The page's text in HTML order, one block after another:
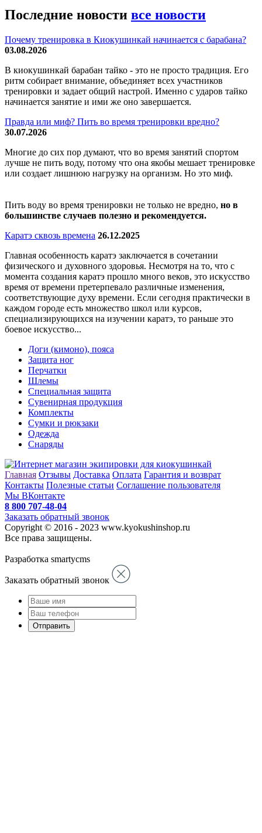
Последние новости все новости
Почему тренировка в Киокушинкай начинается с барабана?
03.08.2026
В киокушинкай барабан тайко - это не просто традиция. Его
ритм собирает внимание, объединяет всех участников
тренировки и задает общий настрой. Именно с ударов тайко
начинается занятие и ими же оно завершается.
Правда или миф? Пить во время тренировки вредно?
30.07.2026
Многие до сих пор думают, что во время занятий спортом
лучше не пить воду, потому что она якобы мешает тренировке
или создает лишнюю нагрузку на организм. Но это миф.
Пить воду во время тренировки не только не вредно, но в
большинстве случаев полезно и рекомендуется.
Каратэ сквозь времена 26.12.2025
Главная особенность каратэ заключается в сочетании
физического и духовного здоровья. Несмотря на то, что с
момента создания каратэ прошло много веков, это искусство
время от времени претерпевало различные изменения,
соответствующие духу времени. Если сегодня практически в
каждом городе есть множество школ или курсов,
специализирующихся на изучении каратэ, то раньше это
боевое искусство...
Доги (кимоно), пояса
Защита ног
Перчатки
Шлемы
Специальная защита
Сувенирная продукция
Комплекты
Сумки и рюкзаки
Одежда
Снаряды
Главная Отзывы Доставка Оплата Гарантия и возврат
Контакты Полезные статьи Соглашение пользователя
Мы ВКонтакте
8 800 707-48-04
Заказать обратный звонок
Copyright © 2016 - 2023 www.kyokushinshop.ru
Все права защищены.
Разработка smartycms
Заказать обратный звонок
Отправить